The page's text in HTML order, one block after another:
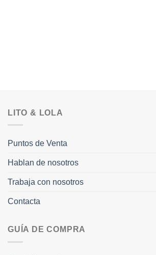
LITO & LOLA
Puntos de Venta
Hablan de nosotros
Trabaja con nosotros
Contacta
GUÍA DE COMPRA